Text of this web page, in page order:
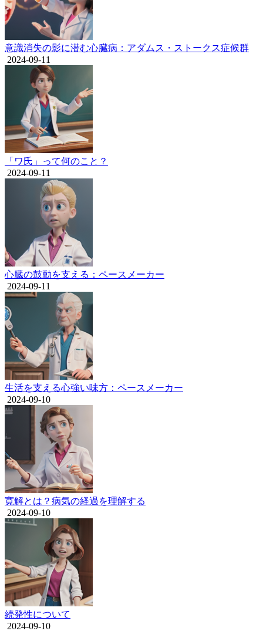
意識消失の影に潜む心臓病：アダムス・ストークス症候群
2024-09-11
「ワ氏」って何のこと？
2024-09-11
心臓の鼓動を支える：ペースメーカー
2024-09-11
生活を支える心強い味方：ペースメーカー
2024-09-10
寛解とは？病気の経過を理解する
2024-09-10
続発性について
2024-09-10